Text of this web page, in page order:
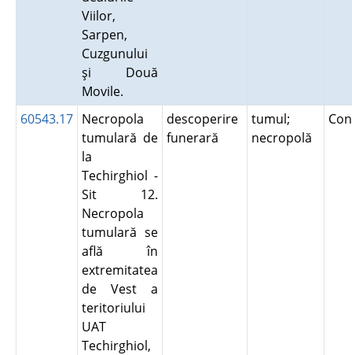
Viilor,
Sarpen,
Cuzgunului
şi Două
Movile.
60543.17 Necropola
tumulară de
la
Techirghiol -
Sit 12.
Necropola
tumulară se
află în
extremitatea
de Vest a
teritoriului
UAT
Techirghiol,
descoperire
funerară
tumul;
necropolă